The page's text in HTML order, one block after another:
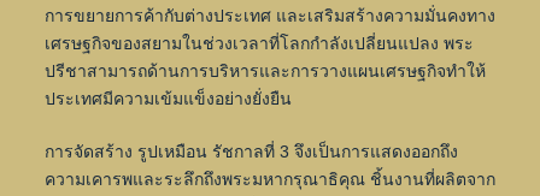
การขยายการค้ากับต่างประเทศ และเสริมสร้างความมั่นคงทาง
เศรษฐกิจของสยามในช่วงเวลาที่โลกกำลังเปลี่ยนแปลง พระ
ปรีชาสามารถด้านการบริหารและการวางแผนเศรษฐกิจทำให้
ประเทศมีความเข้มแข็งอย่างยั่งยืน
การจัดสร้าง รูปเหมือน รัชกาลที่ 3 จึงเป็นการแสดงออกถึง
ความเคารพและระลึกถึงพระมหากรุณาธิคุณ ชิ้นงานที่ผลิตจาก